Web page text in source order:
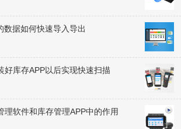
数据如何快速导入导出
好库存APP以后实现快速扫描
理软件和库存管理APP中的作用